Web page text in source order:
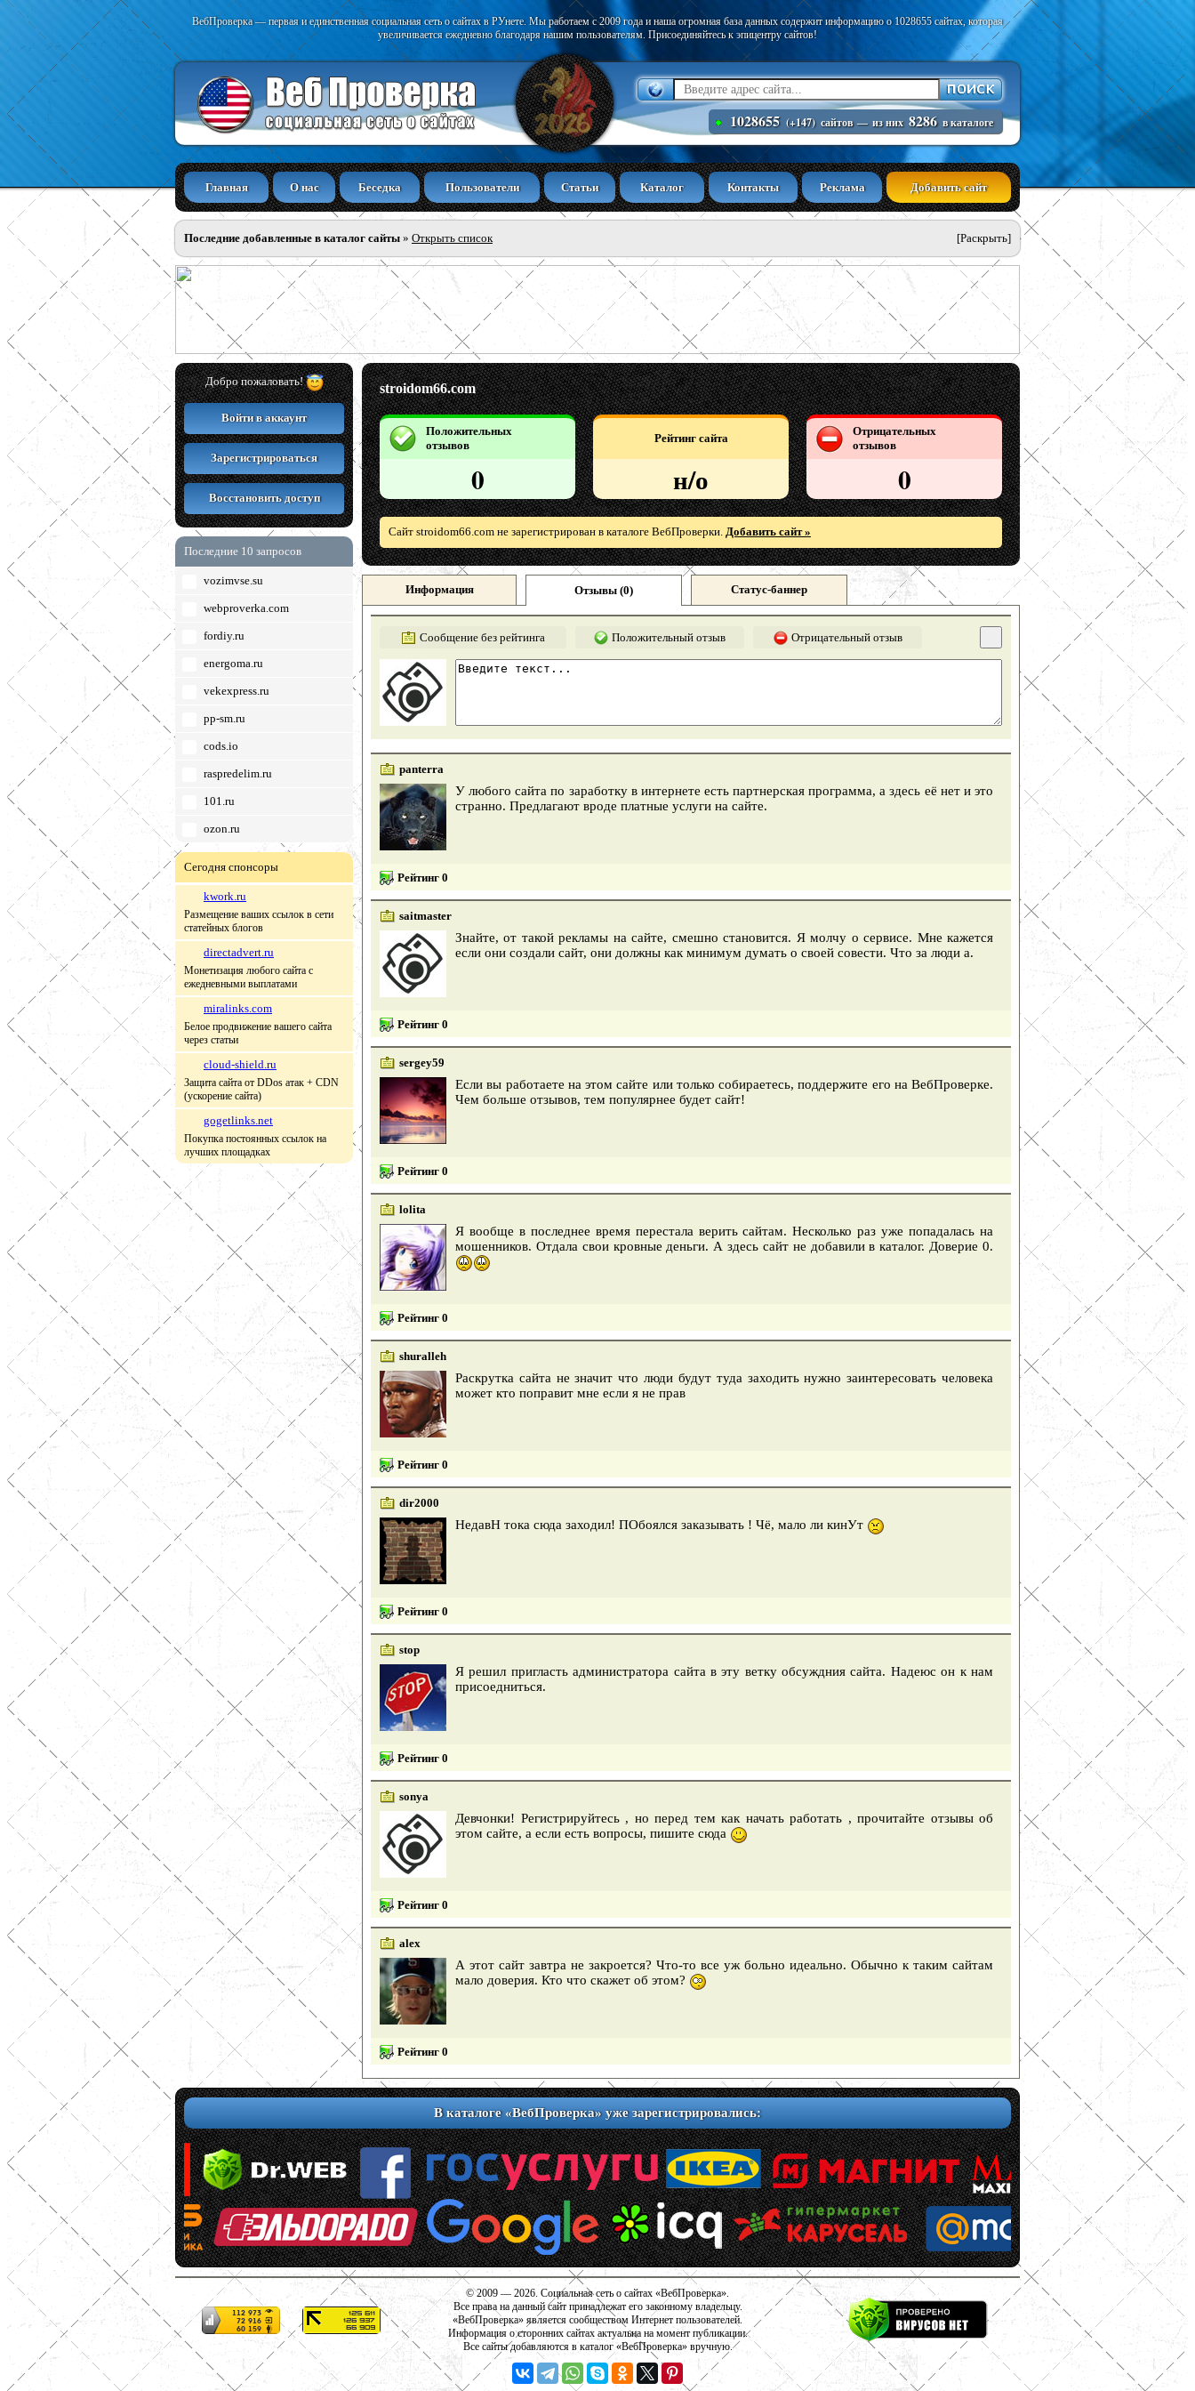
ВебПроверка — первая и единственная социальная сеть о сайтах в РУнете. Мы работаем с 2009 года и наша огромная база данных содержит информацию о 1028655 сайтах, которая
увеличивается ежедневно благодаря нашим пользователям. Присоединяйтесь к эпицентру сайтов!
1028655 (+147) сайтов — из них 8286 в каталоге
Главная О нас Беседка Пользователи Статьи Каталог Контакты Реклама Добавить сайт
Последние добавленные в каталог сайты » Открыть список [Раскрыть]
Добро пожаловать!
Войти в аккаунт
Зарегистрироваться
Восстановить доступ
Последние 10 запросов
vozimvse.su
webproverka.com
fordiy.ru
energoma.ru
vekexpress.ru
pp-sm.ru
cods.io
raspredelim.ru
101.ru
ozon.ru
Сегодня спонсоры
kwork.ru
Размещение ваших ссылок в сети
статейных блогов
directadvert.ru
Монетизация любого сайта с
ежедневными выплатами
miralinks.com
Белое продвижение вашего сайта
через статьи
cloud-shield.ru
Защита сайта от DDos атак + CDN
(ускорение сайта)
gogetlinks.net
Покупка постоянных ссылок на
лучших площадках
stroidom66.com
Положительных
отзывов
0
Рейтинг сайта
н/о
Отрицательных
отзывов
0
Сайт stroidom66.com не зарегистрирован в каталоге ВебПроверки. Добавить сайт »
Информация Отзывы (0) Статус-баннер
Сообщение без рейтинга Положительный отзыв Отрицательный отзыв
panterra
У любого сайта по заработку в интернете есть партнерская программа, а здесь её нет и это
странно. Предлагают вроде платные услуги на сайте.
Рейтинг 0
saitmaster
Знайте, от такой рекламы на сайте, смешно становится. Я молчу о сервисе. Мне кажется
если они создали сайт, они должны как минимум думать о своей совести. Что за люди а.
Рейтинг 0
sergey59
Если вы работаете на этом сайте или только собираетесь, поддержите его на ВебПроверке.
Чем больше отзывов, тем популярнее будет сайт!
Рейтинг 0
lolita
Я вообще в последнее время перестала верить сайтам. Несколько раз уже попадалась на
мошенников. Отдала свои кровные деньги. А здесь сайт не добавили в каталог. Доверие 0.
Рейтинг 0
shuralleh
Раскрутка сайта не значит что люди будут туда заходить нужно заинтересовать человека
может кто поправит мне если я не прав
Рейтинг 0
dir2000
НедавН тока сюда заходил! ПОбоялся заказывать ! Чё, мало ли кинУт
Рейтинг 0
stop
Я решил пригласть администратора сайта в эту ветку обсуждния сайта. Надеюс он к нам
присоедниться.
Рейтинг 0
sonya
Девчонки! Регистрируйтесь , но перед тем как начать работать , прочитайте отзывы об
этом сайте, а если есть вопросы, пишите сюда
Рейтинг 0
alex
А этот сайт завтра не закроется? Что-то все уж больно идеально. Обычно к таким сайтам
мало доверия. Кто что скажет об этом?
Рейтинг 0
В каталоге «ВебПроверка» уже зарегистрировались:
© 2009 — 2026. Социальная сеть о сайтах «ВебПроверка».
Все права на данный сайт принадлежат его законному владельцу.
«ВебПроверка» является сообществом Интернет пользователей.
Информация о сторонних сайтах актуальна на момент публикации.
Все сайты добавляются в каталог «ВебПроверка» вручную.